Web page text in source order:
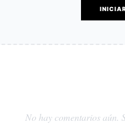
No hay comentarios aún.